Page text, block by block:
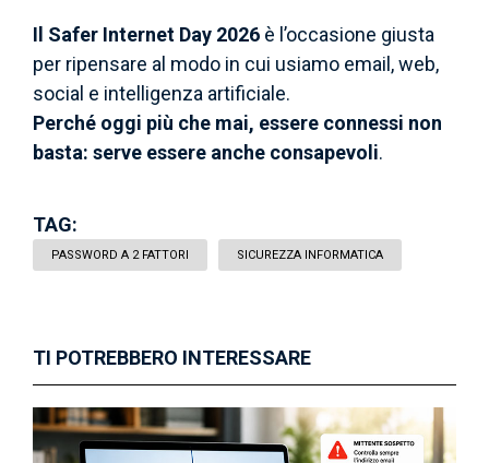
Il Safer Internet Day 2026 è l’occasione giusta
per ripensare al modo in cui usiamo email, web,
social e intelligenza artificiale.
Perché oggi più che mai, essere connessi non
basta: serve essere anche consapevoli.
TAG:
PASSWORD A 2 FATTORI SICUREZZA INFORMATICA
TI POTREBBERO INTERESSARE